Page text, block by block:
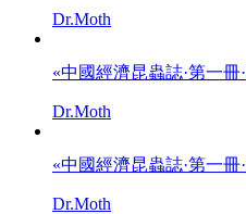
Dr.Moth
«中國經濟昆蟲誌·第一冊
Dr.Moth
«中國經濟昆蟲誌·第一冊
Dr.Moth